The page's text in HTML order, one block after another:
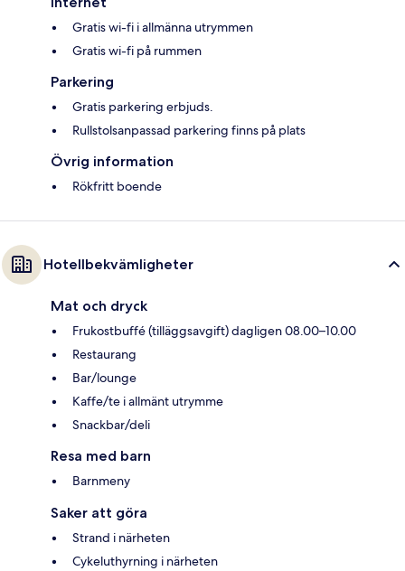
Gratis wi-fi i allmänna utrymmen
Gratis wi-fi på rummen
Parkering
Gratis parkering erbjuds.
Rullstolsanpassad parkering finns på plats
Övrig information
Rökfritt boende
Hotellbekvämligheter
Mat och dryck
Frukostbuffé (tilläggsavgift) dagligen 08.00–10.00
Restaurang
Bar/lounge
Kaffe/te i allmänt utrymme
Snackbar/deli
Resa med barn
Barnmeny
Saker att göra
Strand i närheten
Cykeluthyrning i närheten